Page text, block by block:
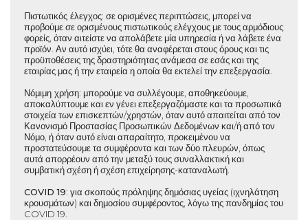
Πιστωτικός έλεγχος: σε ορισμένες περιπτώσεις, μπορεί να
προβούμε σε ορισμένους πιστωτικούς ελέγχους με τους αρμόδιους
φορείς, όταν αιτείστε να απολάβετε μία υπηρεσία ή να λάβετε ένα
προϊόν. Αν αυτό ισχύει, τότε θα αναφέρεται στους όρους και τις
προϋποθέσεις της δραστηριότητας ανάμεσα σε εσάς και της
εταιρίας μας ή την εταιρεία η οποία θα εκτελεί την επεξεργασία.
Νόμιμη χρήση: μπορούμε να συλλέγουμε, αποθηκεύουμε,
αποκαλύπτουμε και εν γένει επεξεργαζόμαστε και τα προσωπικά
στοιχεία των επισκεπτών/χρηστών, όταν αυτό απαιτείται από τον
Κανονισμό Προστασίας Προσωπικών Δεδομένων και/ή από τον
Νόμο, ή όταν αυτό είναι απαραίτητο, προκειμένου να
προστατεύσουμε τα συμφέροντα και των δύο πλευρών, όπως
αυτά απορρέουν από την μεταξύ τους συναλλακτική και
συμβατική σχέση ή σχέση επιχείρησης-καταναλωτή.
COVID 19: για σκοπούς πρόληψης δημόσιας υγείας (ιχνηλάτηση
κρουσμάτων) και δημοσίου συμφέροντος, λόγω της πανδημίας του
COVID 19.